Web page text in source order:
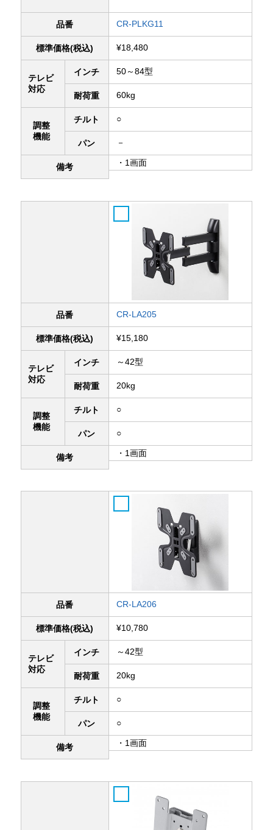
品番 CR-PLKG11
標準価格(税込) ¥18,480
テレビ
対応
インチ 50～84型
耐荷重 60kg
調整
機能
チルト ○
パン －
備考 ・1画面
品番 CR-LA205
標準価格(税込) ¥15,180
テレビ
対応
インチ ～42型
耐荷重 20kg
調整
機能
チルト ○
パン ○
備考 ・1画面
品番 CR-LA206
標準価格(税込) ¥10,780
テレビ
対応
インチ ～42型
耐荷重 20kg
調整
機能
チルト ○
パン ○
備考 ・1画面